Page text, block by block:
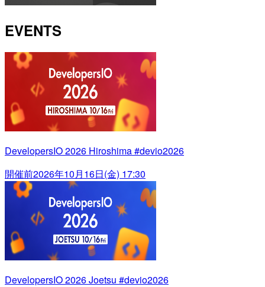
EVENTS
DevelopersIO 2026 Hiroshima #devio2026
開催前2026年10月16日(金) 17:30
DevelopersIO 2026 Joetsu #devio2026